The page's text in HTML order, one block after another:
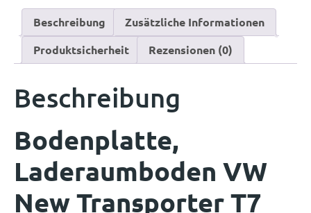
Beschreibung
Zusätzliche Informationen
Produktsicherheit
Rezensionen (0)
Beschreibung
Bodenplatte,
Laderaumboden VW
New Transporter T7